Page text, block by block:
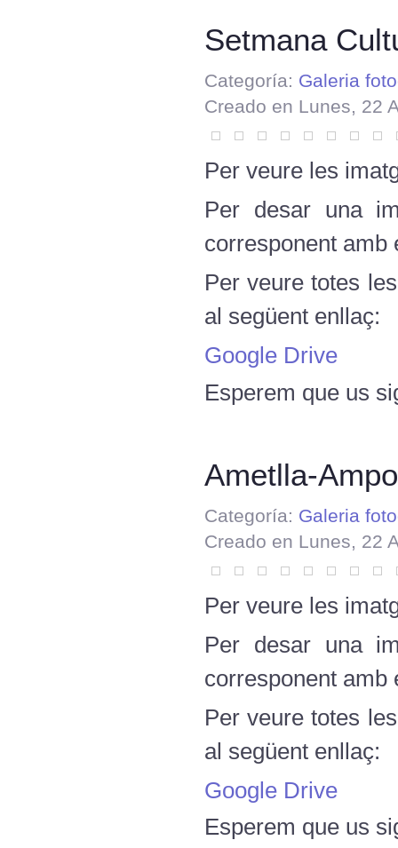
Setmana
Categoría: Galeria
Creado en Lunes, 22
Per veure les
Per desar una
corresponent amb
Per veure totes
al següent enllaç:
Google Drive
Esperem que us
Ametlla-
Categoría: Galeria
Creado en Lunes, 22
Per veure les
Per desar una
corresponent amb
Per veure totes
al següent enllaç:
Google Drive
Esperem que us